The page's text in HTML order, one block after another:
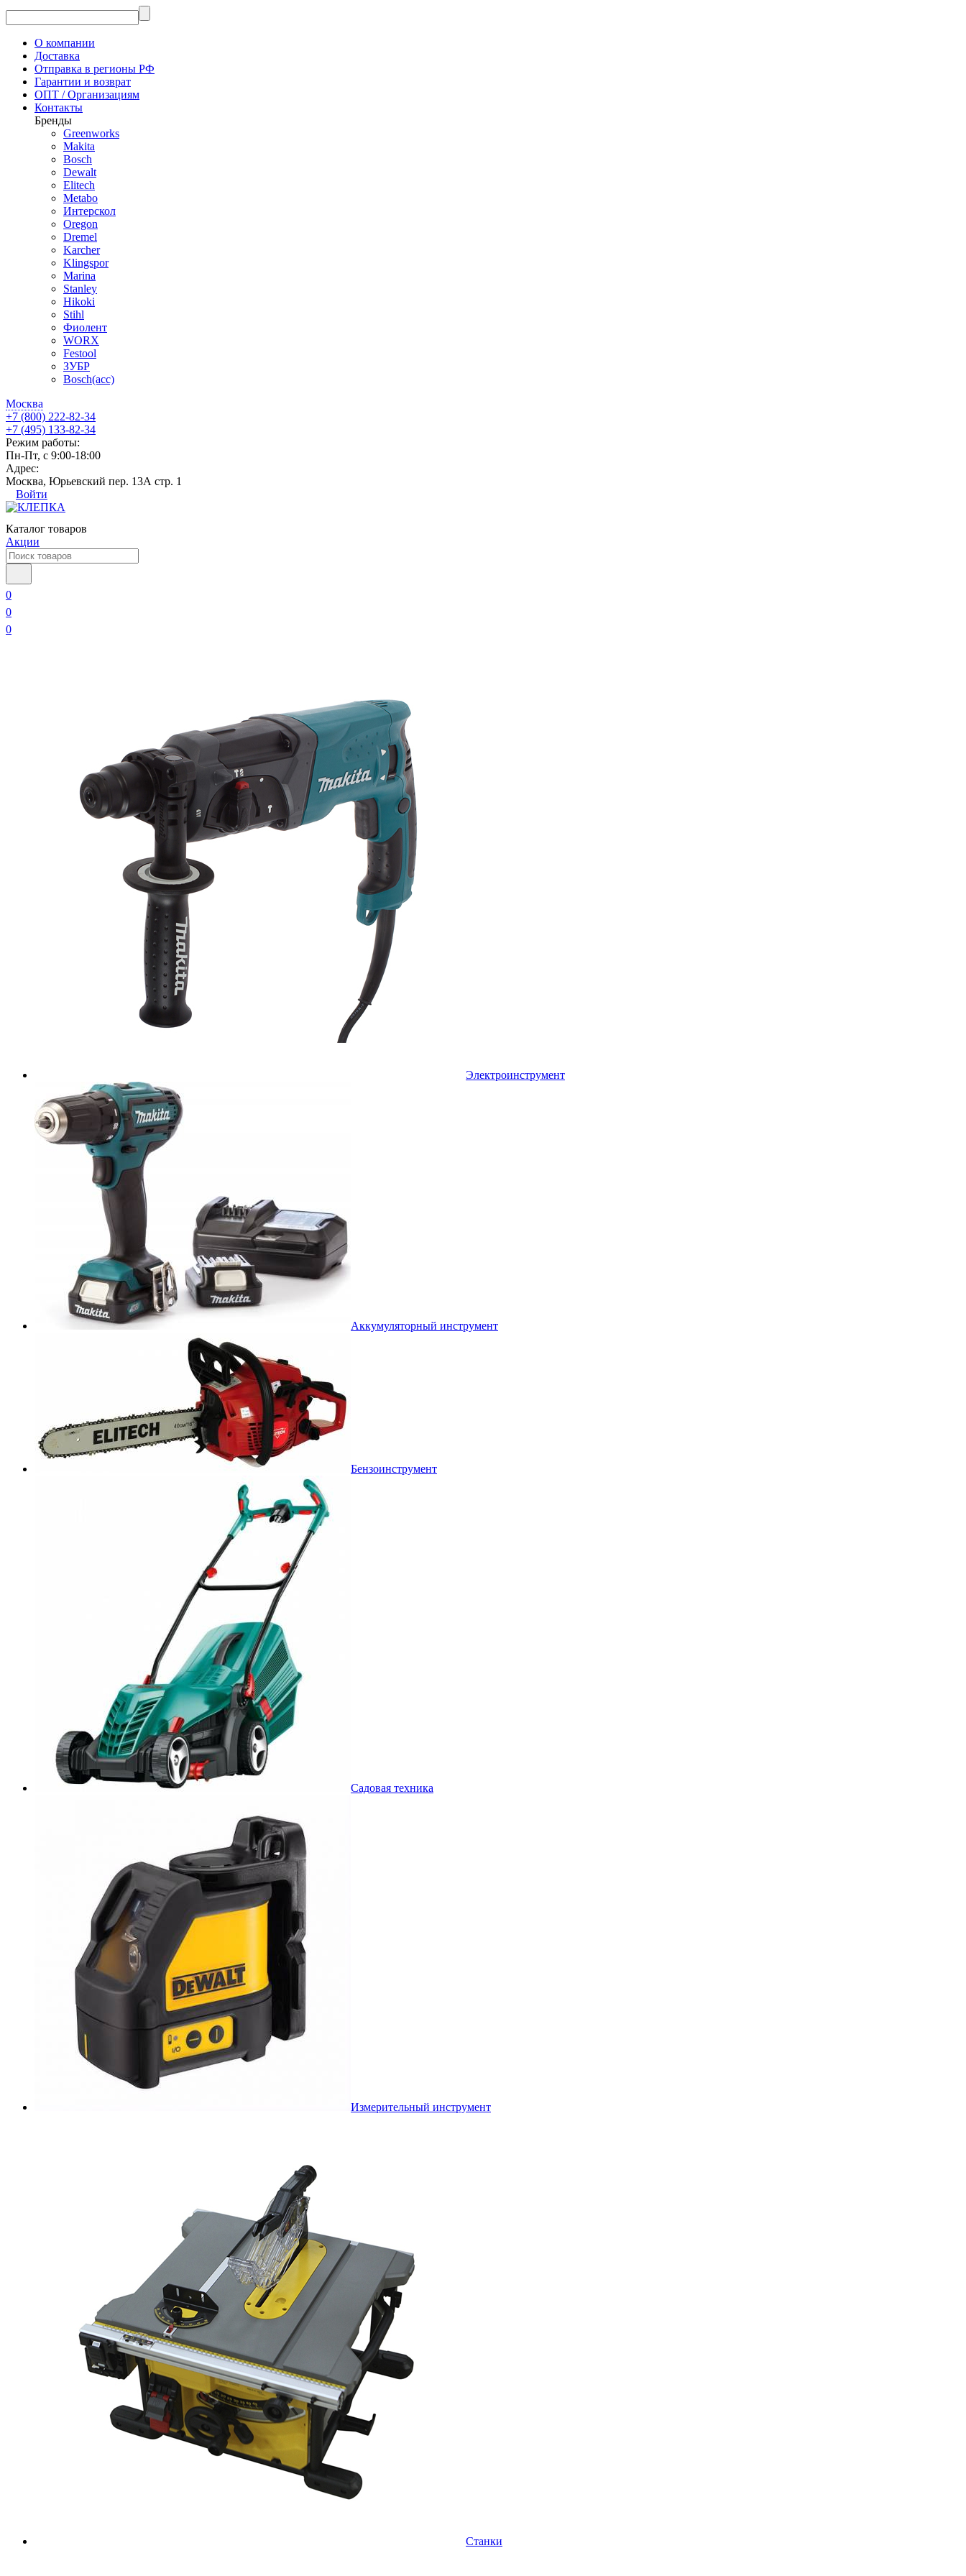
О компании
Доставка
Отправка в регионы РФ
Гарантии и возврат
ОПТ / Организациям
Контакты
Бренды
Greenworks
Makita
Bosch
Dewalt
Elitech
Metabo
Интерскол
Oregon
Dremel
Karcher
Klingspor
Marina
Stanley
Hikoki
Stihl
Фиолент
WORX
Festool
ЗУБР
Bosch(acc)
Москва
+7 (800) 222-82-34
+7 (495) 133-82-34
Режим работы:
Пн-Пт, с 9:00-18:00
Адрес:
Москва, Юрьевский пер. 13А стр. 1
Войти
Каталог товаров
Акции
0
0
0
Электроинструмент
Аккумуляторный инструмент
Бензоинструмент
Садовая техника
Измерительный инструмент
Станки